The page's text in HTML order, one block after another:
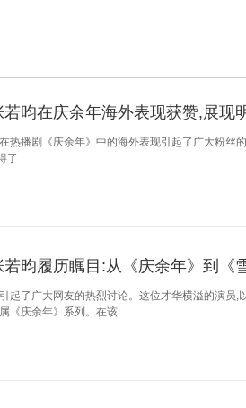
昀在庆余年海外表现获赞,展现
热播剧《庆余年》中的海外表现引起了广大粉
了
若昀履历瞩目:从《庆余年》到《
起了广大网友的热烈讨论。这位才华横溢的演员
《庆余年》系列。在该